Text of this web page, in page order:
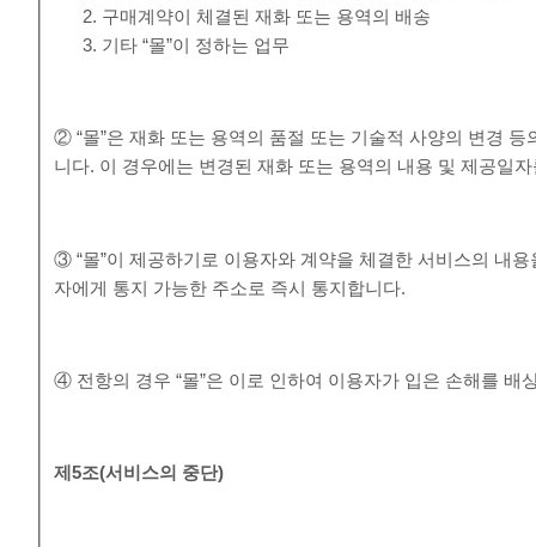
구매계약이 체결된 재화 또는 용역의 배송
기타 “몰”이 정하는 업무
② “몰”은 재화 또는 용역의 품절 또는 기술적 사양의 변경
니다. 이 경우에는 변경된 재화 또는 용역의 내용 및 제공일
③ “몰”이 제공하기로 이용자와 계약을 체결한 서비스의 내
자에게 통지 가능한 주소로 즉시 통지합니다.
④ 전항의 경우 “몰”은 이로 인하여 이용자가 입은 손해를 배
제5조(서비스의 중단)